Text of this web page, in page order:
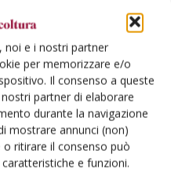
noi e i nostri partner
per memorizzare e/o
Il consenso a queste
partner di elaborare
durante la navigazione
mostrare annunci (non)
ritirare il consenso può
e funzioni.
e Prodotti
un'azienda o un